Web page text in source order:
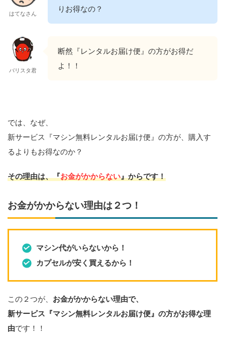
はてなさん
りお得なの？
バリスタ君
断然『レンタルお届け便』の方がお得だ
よ！！
では、なぜ、
新サービス『マシン無料レンタルお届け便』の方が、購入す
るよりもお得なのか？
その理由は、『お金がかからない』からです！
お金がかからない理由は２つ！
マシン代がいらないから！
カプセルが安く買えるから！
この２つが、 お金がかからない理由で、
新サービス『マシン無料レンタルお届け便』の方がお得な理
由です！！